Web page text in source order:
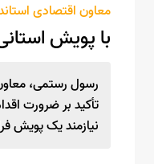
معاون اقتصادی
با پویش
رسول رستمی،
تأکید بر ضرورت
نیازمند یک پویش